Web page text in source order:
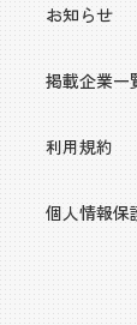
お知らせ
掲載企業一
利用規約
個人情報保